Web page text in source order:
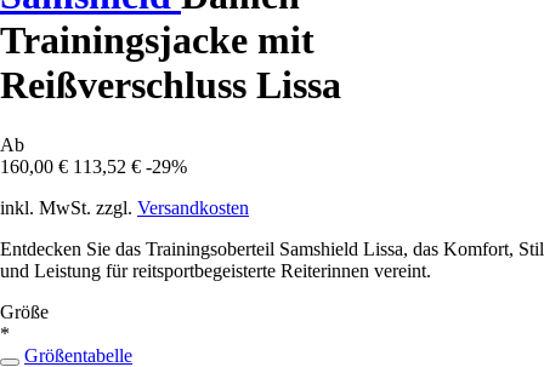
Trainingsjacke mit
Reißverschluss Lissa
Ab
160,00 € 113,52 € -29%
inkl. MwSt. zzgl. Versandkosten
Entdecken Sie das Trainingsoberteil Samshield Lissa, das Komfort, Stil
und Leistung für reitsportbegeisterte Reiterinnen vereint.
Größe
*
Größentabelle